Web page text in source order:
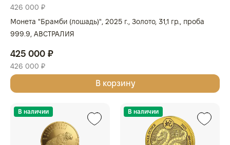
426 000 ₽
Монета "Брамби (лошадь)", 2025 г., Золото, 31,1 гр., проба
999.9, АВСТРАЛИЯ
425 000 ₽
426 000 ₽
В корзину
В наличии В наличии